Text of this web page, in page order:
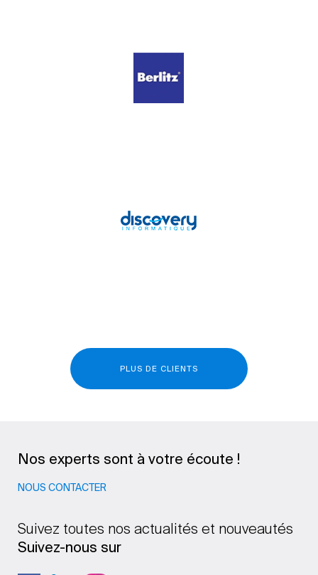
PLUS DE CLIENTS
Nos experts sont à votre écoute !
NOUS CONTACTER
Suivez toutes nos actualités et nouveautés
Suivez-nous sur